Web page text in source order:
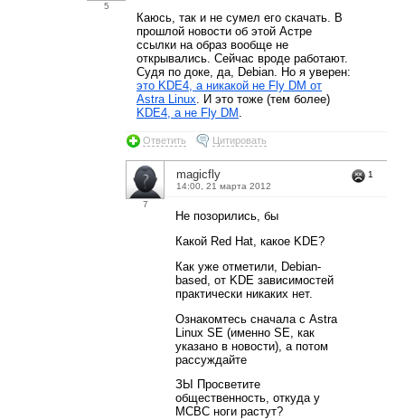
5
Каюсь, так и не сумел его скачать. В
прошлой новости об этой Астре
ссылки на образ вообще не
открывались. Сейчас вроде работают.
Судя по доке, да, Debian. Но я уверен:
это KDE4, а никакой не Fly DM от
Astra Linux. И это тоже (тем более)
KDE4, а не Fly DM .
Ответить Цитировать
7
magicfly
14:00, 21 марта 2012
1
Не позорились, бы
Какой Red Hat, какое KDE?
Как уже отметили, Debian-
based, от KDE зависимостей
практически никаких нет.
Ознакомтесь сначала с Astra
Linux SE (именно SE, как
указано в новости), а потом
рассуждайте
ЗЫ Просветите
общественность, откуда у
МСВС ноги растут?